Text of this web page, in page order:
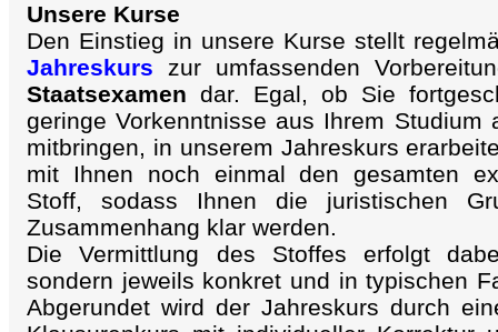
Unsere Kurse
Den Einstieg in unsere Kurse stellt
Jahreskurs zur umfassenden
Staatsexamen dar. Egal, ob Sie
geringe Vorkenntnisse aus Ihrem Studium
mitbringen, in unserem Jahreskurs
mit Ihnen noch einmal den gesamten
Stoff, sodass Ihnen die juristischen
Zusammenhang klar werden.
Die Vermittlung des Stoffes erfolgt
sondern jeweils konkret und in typischen
Abgerundet wird der Jahreskurs durch